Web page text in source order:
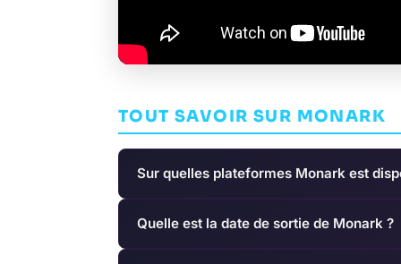
TOUT SAVOIR SUR MONARK
Sur quelles plateformes Monark est
Quelle est la date de sortie de Monark ?